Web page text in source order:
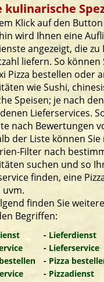
kulinarische
Klick auf den
wird Ihnen eine
angezeigt, die
liefern. So
Pizza bestellen oder
wie Sushi,
Speisen; je nach
Lieferservices.
nach Bewertungen
der Liste können
Filter nach
suchen und so
finden, eine
finden Sie
Begriffen:
- Lieferdienst
- Lieferservice
- Pizza
- Pizzadienst